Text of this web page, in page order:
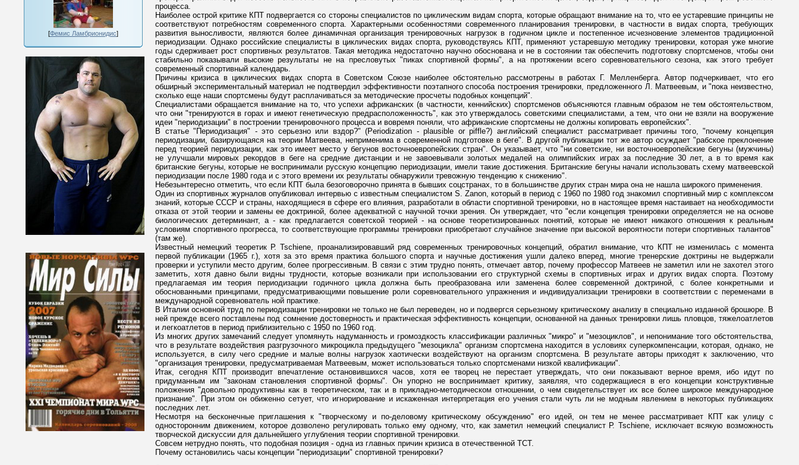
[Фемис Ламбрионидис]
процесса.
Наиболее острой критике КПТ подвергается со стороны специалистов по циклическим видам спорта, которые обращают внимание на то, что ее устаревшие принципы не
соответствуют потребностям современного спорта. Характерными особенностями современного планирования тренировки, в частности в видах спорта, требующих
развития выносливости, являются более динамичная организация тренировочных нагрузок в годичном цикле и постепенное исчезновение элементов традиционной
периодизации. Однако российские специалисты в циклических видах спорта, руководствуясь КПТ, применяют устаревшую методику тренировки, которая уже многие
годы сдерживает рост спортивных результатов. Такая методика недостаточно научно обоснована и не в состоянии так обеспечить подготовку спортсменов, чтобы они
стабильно показывали высокие результаты не на пресловутых "пиках спортивной формы", а на протяжении всего соревновательного сезона, как этого требует
современный спортивный календарь.
Причины кризиса в циклических видах спорта в Советском Союзе наиболее обстоятельно рассмотрены в работах Г. Мелленберга. Автор подчеркивает, что его
обширный экспериментальный материал не подтвердил эффективности поэтапного способа построения тренировки, предложенного Л. Матвеевым, и "пока неизвестно,
сколько еще наши спортсмены будут расплачиваться за методические просчеты подобных концепций".
Специалистами обращается внимание на то, что успехи африканских (в частности, кеннийских) спортсменов объясняются главным образом не тем обстоятельством,
что они "тренируются в горах и имеют генетическую предрасположенность", как это утверждалось советскими специалистами, а тем, что они не взяли на вооружение
идеи "периодизации" в построении тренировочного процесса и вовремя поняли, что африканские спортсмены не должны копировать европейских".
В статье "Периодизация" - это серьезно или вздор?" (Periodization - plausible or piffle?) английский специалист рассматривает причины того, "почему концепция
периодизации, базирующаяся на теории Матвеева, неприменима в современной подготовке в беге". В другой публикации тот же автор осуждает "рабское преклонение
перед теорией периодизации, как это имеет место у бегунов восточноевропейских стран". Он указывает, что "ни советские, ни восточноевропейские бегуны (мужчины)
не улучшали мировых рекордов в беге на средние дистанции и не завоевывали золотых медалей на олимпийских играх за последние 30 лет, а в то время как
британские бегуны, которые не воспринимали русскую концепцию периодизации, имели такие достижения. Британские бегуны начали использовать схему матвеевской
периодизации после 1980 года и с этого времени их результаты обнаружили тревожную тенденцию к снижению".
Небезынтересно отметить, что если КПТ была безоговорочно принята в бывших соцстранах, то в большинстве других стран мира она не нашла широкого применения.
Один из спортивных журналов опубликовал интервью с известным специалистом S. Zanon, который в период с 1960 по 1980 год знакомил спортивный мир с комплексом
знаний, которые СССР и страны, находящиеся в сфере его влияния, разработали в области спортивной тренировки, но в настоящее время настаивает на необходимости
отказа от этой теории и замены ее доктриной, более адекватной с научной точки зрения. Он утверждает, что "если концепция тренировки определяется не на основе
биологических детерминант, а - как предлагается советской теорией - на основе теоретизированных понятий, которые не имеют никакого отношения к реальным
условиям спортивного прогресса, то соответствующие программы тренировки приобретают случайное значение при высокой вероятности потери спортивных талантов"
(там же).
Известный немецкий теоретик Р. Tschiene, проанализировавший ряд современных тренировочных концепций, обратил внимание, что КПТ не изменилась с момента
первой публикации (1965 г.), хотя за это время практика большого спорта и научные достижения ушли далеко вперед, многие тренерские доктрины не выдержали
проверки и уступили место другим, более прогрессивным. В связи с этим трудно понять, отмечает автор, почему профессор Матвеев не заметил или не захотел этого
заметить, хотя давно были видны трудности, которые возникали при использовании его структурной схемы в спортивных играх и других видах спорта. Поэтому
предлагаемая им теория периодизации годичного цикла должна быть преобразована или заменена более современной доктриной, с более конкретными и
обоснованными принципами, предусматривающими повышение роли соревновательного упражнения и индивидуализации тренировки в соответствии с переменами в
международной соревнователь ной практике.
В Италии основной труд по периодизации тренировки не только не был переведен, но и подвергся серьезному критическому анализу в специально изданной брошюре. В
ней прежде всего поставлены под сомнение достоверность и практическая эффективность концепции, основанной на данных тренировки лишь пловцов, тяжелоатлетов
и легкоатлетов в период приблизительно с 1950 по 1960 год.
Из многих других замечаний следует упомянуть надуманность и громоздкость классификации различных "микро" и "мезоциклов", и непонимание того обстоятельства,
что в результате воздействия разгрузочного микроцикла предыдущего "мезоцикла" организм спортсмена находится в условиях суперкомпенсации, которая, однако, не
используется, в силу чего средние и малые волны нагрузок хаотически воздействуют на организм спортсмена. В результате авторы приходят к заключению, что
"организация тренировки, предусматриваемая Матвеевым, может использоваться только спортсменами низкой квалификации".
Итак, сегодня КПТ производит впечатление остановившихся часов, хотя ее творец не перестает утверждать, что они показывают верное время, ибо идут по
придуманным им "законам становления спортивной формы". Он упорно не воспринимает критику, заявляя, что содержащиеся в его концепции конструктивные
положения "довольно продуктивны как в теоретическом, так и в прикладно-методическом отношении, о чем свидетельствует их все более широкое международное
признание". При этом он обиженно сетует, что игнорирование и искаженная интерпретация его учения стали чуть ли не модным явлением в некоторых публикациях
последних лет.
Несмотря на бесконечные приглашения к "творческому и по-деловому критическому обсуждению" его идей, он тем не менее рассматривает КПТ как улицу с
односторонним движением, которое дозволено регулировать только ему одному, что, как заметил немецкий специалист Р. Tschiene, исключает всякую возможность
творческой дискуссии для дальнейшего углубления теории спортивной тренировки.
Совсем нетрудно понять, что подобная позиция - одна из главных причин кризиса в отечественной ТСТ.
Почему остановились часы концепции "периодизации" спортивной тренировки?